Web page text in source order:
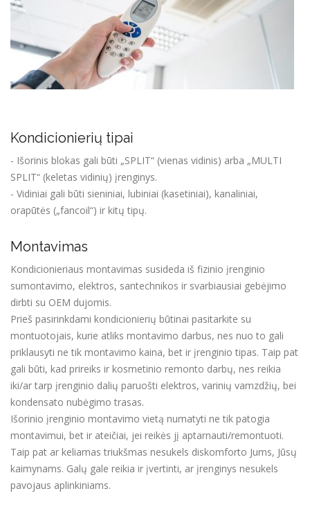
Kondicionierių tipai
- Išorinis blokas gali būti „SPLIT“ (vienas vidinis) arba „MULTI
SPLIT“ (keletas vidinių) įrenginys.
- Vidiniai gali būti sieniniai, lubiniai (kasetiniai), kanaliniai,
orapūtės („fancoil“) ir kitų tipų.
Montavimas
Kondicionieriaus montavimas susideda iš fizinio įrenginio
sumontavimo, elektros, santechnikos ir svarbiausiai gebėjimo
dirbti su OEM dujomis.
Prieš pasirinkdami kondicionierių būtinai pasitarkite su
montuotojais, kurie atliks montavimo darbus, nes nuo to gali
priklausyti ne tik montavimo kaina, bet ir įrenginio tipas. Taip pat
gali būti, kad prireiks ir kosmetinio remonto darbų, nes reikia
iki/ar tarp įrenginio dalių paruošti elektros, varinių vamzdžių, bei
kondensato nubėgimo trasas.
Išorinio įrenginio montavimo vietą numatyti ne tik patogia
montavimui, bet ir ateičiai, jei reikės jį aptarnauti/remontuoti.
Taip pat ar keliamas triukšmas nesukels diskomforto Jums, Jūsų
kaimynams. Galų gale reikia ir įvertinti, ar įrenginys nesukels
pavojaus aplinkiniams.